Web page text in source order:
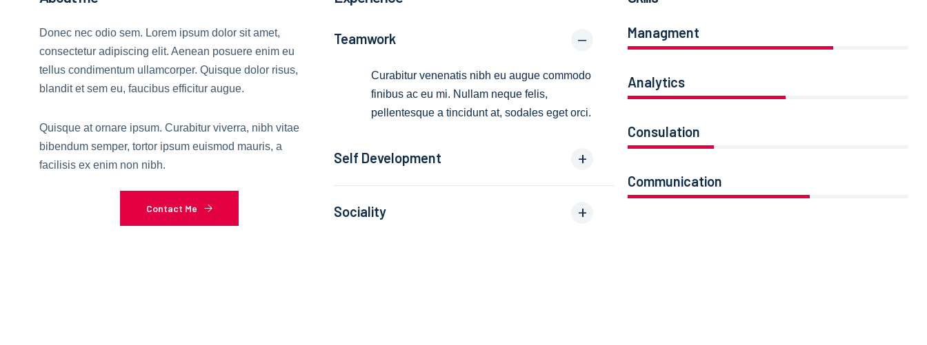
Donec nec odio sem. Lorem ipsum dolor sit amet,
consectetur adipiscing elit. Aenean posuere enim eu
tellus condimentum ullamcorper. Quisque dolor risus,
blandit et sem eu, faucibus efficitur augue.
Quisque at ornare ipsum. Curabitur viverra, nibh vitae
bibendum semper, tortor ipsum euismod mauris, a
facilisis ex enim non nibh.
Contact Me
Teamwork
Curabitur venenatis nibh eu augue commodo
finibus ac eu mi. Nullam neque felis,
pellentesque a tincidunt at, sodales eget orci.
Self Development
Sociality
Managment
Analytics
Consulation
Communication